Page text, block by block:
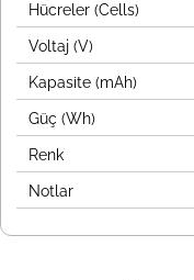
Hücreler (Cells)
Voltaj (V)
Kapasite (mAh)
Güç (Wh)
Renk
Notlar